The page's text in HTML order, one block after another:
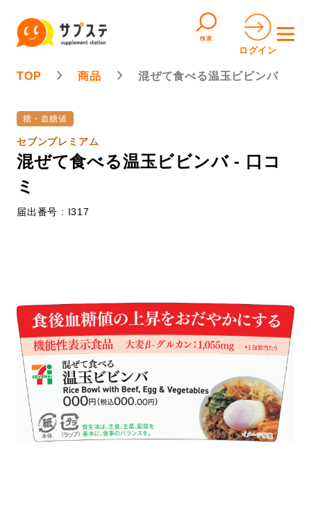
検索
ログイン
TOP 商品 混ぜて食べる温玉ビビンバ
糖・血糖値
セブンプレミアム
混ぜて食べる温玉ビビンバ - 口コ
ミ
届出番号 : I317